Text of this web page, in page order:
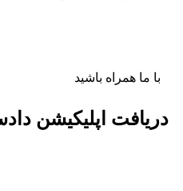
با ما همراه باشید
دریافت اپلیکیشن